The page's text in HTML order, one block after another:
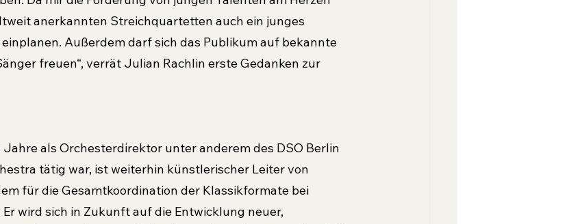
anerkannten Streichquartetten auch ein junges
Außerdem darf sich das Publikum auf bekannte
freuen“, verrät Julian Rachlin erste Gedanken zur
als Orchesterdirektor unter anderem des DSO Berlin
tätig war, ist weiterhin künstlerischer Leiter von
für die Gesamtkoordination der Klassikformate bei
wird sich in Zukunft auf die Entwicklung neuer,